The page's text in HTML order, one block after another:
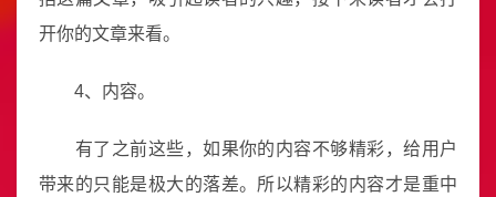
开你的文章来看。
4、内容。
有了之前这些，如果你的内容不够精彩，给用户
带来的只能是极大的落差。所以精彩的内容才是重中